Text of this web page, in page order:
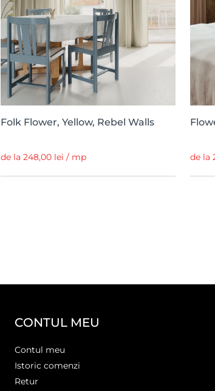
Folk Flower, Yellow, Rebel Walls
de la 248,00 lei / mp de la
CONTUL MEU
Contul meu
Istoric comenzi
Retur